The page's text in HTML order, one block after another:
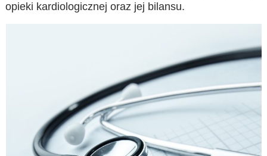
opieki kardiologicznej oraz jej bilansu.